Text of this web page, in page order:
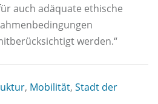
auch adäquate ethische
werden.“
, Mobilität, Stadt der